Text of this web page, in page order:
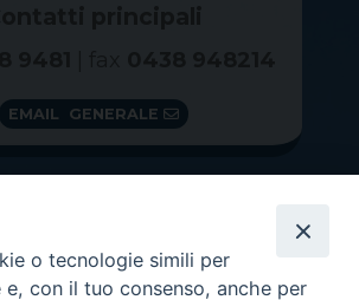
EMAIL GENERALE
o tecnologie simili per
con il tuo consenso, anche per